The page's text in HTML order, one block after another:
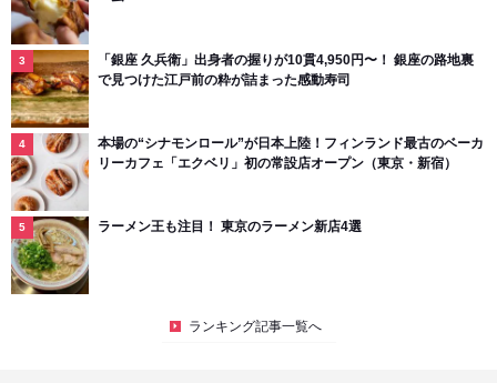
「銀座 久兵衛」出身者の握りが10貫4,950円〜！ 銀座の路地裏
で見つけた江戸前の粋が詰まった感動寿司
本場の“シナモンロール”が日本上陸！フィンランド最古のベーカ
リーカフェ「エクベリ」初の常設店オープン（東京・新宿）
ラーメン王も注目！ 東京のラーメン新店4選
ランキング記事一覧へ